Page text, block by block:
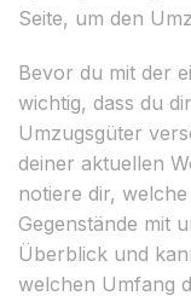
Seite, um den
Bevor du mit der
wichtig, dass du
Umzugsgüter
deiner aktuellen
notiere dir,
Gegenstände mit
Überblick und
welchen Umfang